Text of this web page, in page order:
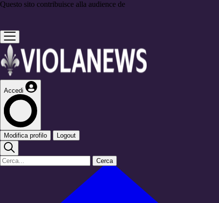
Questo sito contribuisce alla audience de
Accedi
Modifica profilo Logout
Cerca